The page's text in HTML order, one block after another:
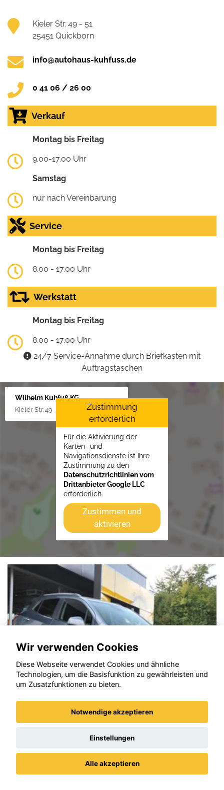
Kieler Str. 49 - 51
25451 Quickborn
info@autohaus-kuhfuss.de
0 41 06 / 26 00
Verkauf
Montag bis Freitag
9.00-17.00 Uhr
Samstag
nur nach Vereinbarung
Service
Montag bis Freitag
8.00 - 17.00 Uhr
Werkstatt
Montag bis Freitag
8.00 - 17.00 Uhr
24/7 Service-Annahme durch Briefkasten mit
Auftragstaschen
Wilhelm Kuhfuß KG
Kieler Str. 49 - 51, 25451 Quickborn
Zustimmung
erforderlich
Für die Aktivierung der
Karten- und
Navigationsdienste ist Ihre
Zustimmung zu den
Datenschutzrichtlinien vom
Drittanbieter Google LLC
erforderlich.
Zustimmen und
aktivieren
Wir verwenden Cookies
Diese Webseite verwendet Cookies und ähnliche
Technologien, um die Basisfunktion zu gewährleisten und
um Zusatzfunktionen zu bieten.
Notwendige akzeptieren
Einstellungen
Alle akzeptieren